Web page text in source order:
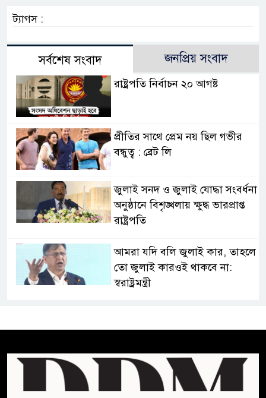
ট্যাগস :
সর্বশেষ সংবাদ জনপ্রিয় সংবাদ
রাষ্ট্রপতি নির্বাচন ২০ আগষ্ট
প্রীতির সাথে প্রেম নয় ছিল গভীর
বন্ধুত্ব : ব্রেট লি
জুলাই সনদ ও জুলাই যোদ্ধা সংবর্ধনা
অনুষ্ঠানে বিশৃঙ্খলায় ক্ষুদ্ধ ভারপ্রাপ্ত
রাষ্ট্রপতি
আমরা যদি বলি জুলাই কার, তাহলে
তো জুলাই কারওই থাকবে না:
স্বরাষ্ট্রমন্ত্রী
শেখ হাসিনার বক্তব্য প্রচার করলেই
ব্যবস্থা নিবে সরকার : প্রধানমন্ত্রীর